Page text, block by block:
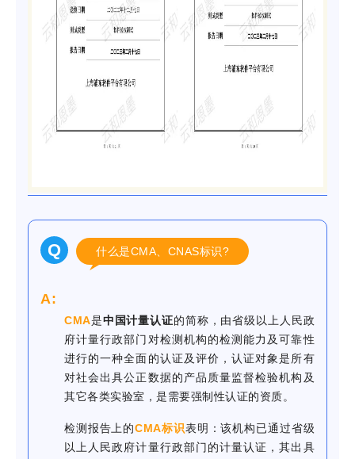
Q 什么是CMA、CNAS标识?
A:
CMA是中国计量认证的简称，由省级以上人民政
府计量行政部门对检测机构的检测能力及可靠性
进行的一种全面的认证及评价，认证对象是所有
对社会出具公正数据的产品质量监督检验机构及
其它各类实验室，是需要强制性认证的资质。
检测报告上的CMA标识表明：该机构已通过省级
以上人民政府计量行政部门的计量认证，其出具